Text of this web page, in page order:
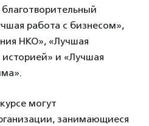
работа с бизнесом»,
НКО», «Лучшая
и «Лучшая
могут
занимающиеся